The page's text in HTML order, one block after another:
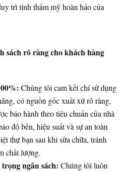
trì tính thẩm mỹ hoàn hảo của
sách rõ ràng cho khách hàng
Chúng tôi cam kết chỉ sử dụng
có nguồn gốc xuất xứ rõ ràng,
bảo hành theo tiêu chuẩn của nhà
độ bền, hiệu suất và sự an toàn
thự bạn sau khi sửa chữa, tránh
chất lượng.
ngân sách: Chúng tôi luôn